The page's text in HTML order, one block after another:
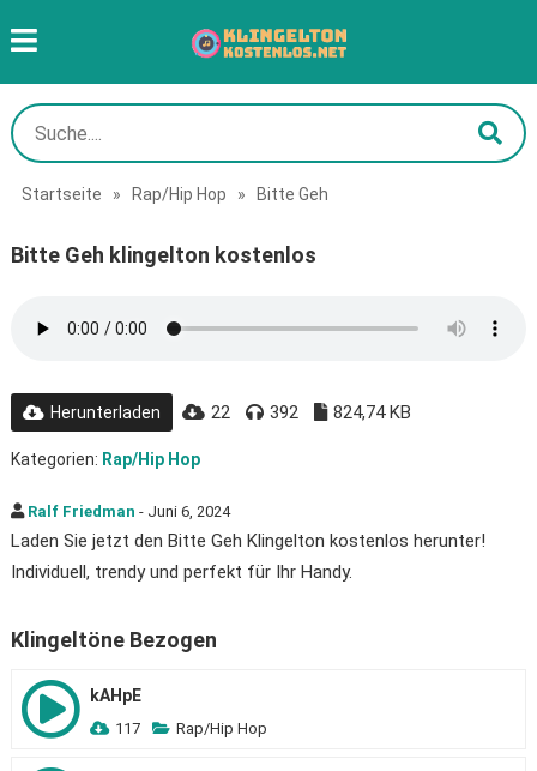
Startseite » Rap/Hip Hop » Bitte Geh
Bitte Geh klingelton kostenlos
Herunterladen 22 392 824,74 KB
Kategorien: Rap/Hip Hop
Ralf Friedman - Juni 6, 2024
Laden Sie jetzt den Bitte Geh Klingelton kostenlos herunter!
Individuell, trendy und perfekt für Ihr Handy.
Klingeltöne Bezogen
kAHpE
117 Rap/Hip Hop